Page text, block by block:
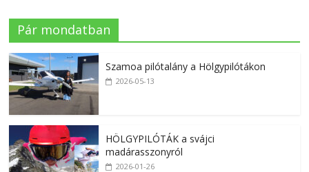
Pár mondatban
Szamoa pilótalány a Hölgypilótákon
2026-05-13
HÖLGYPILÓTÁK a svájci
madárasszonyról
2026-01-26